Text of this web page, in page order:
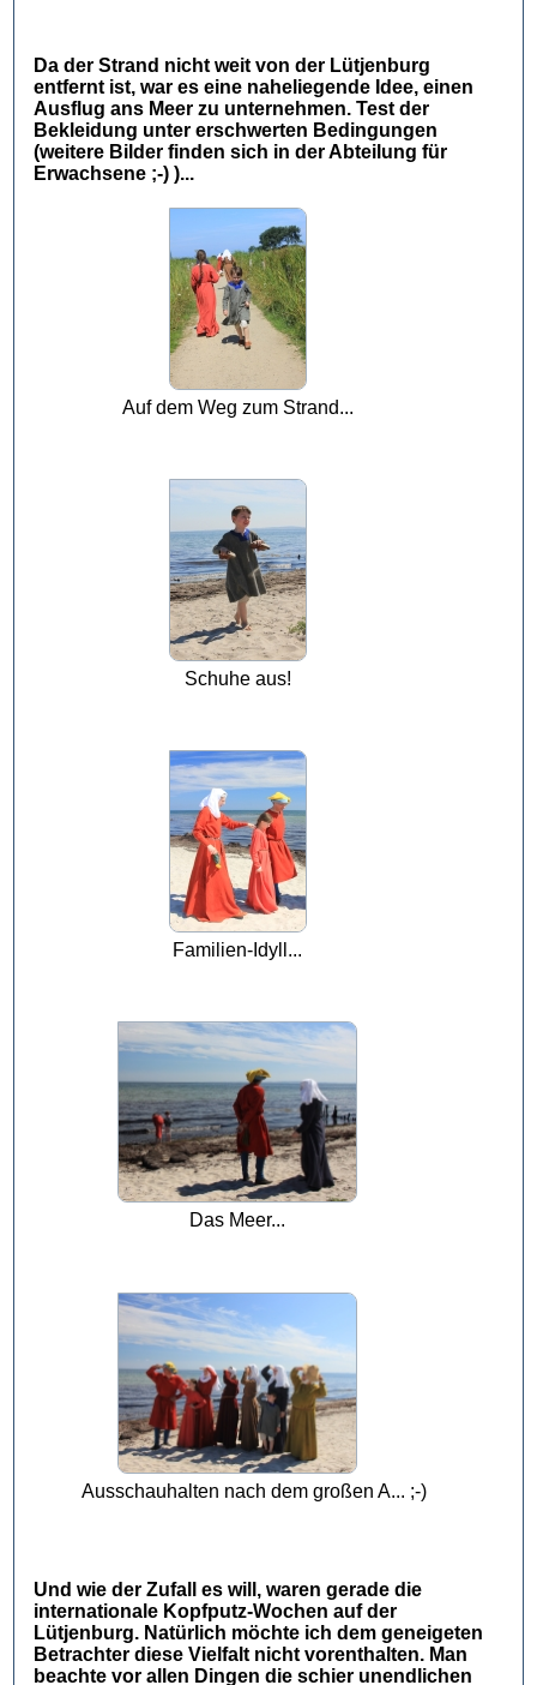
Da der Strand nicht weit von der Lütjenburg
entfernt ist, war es eine naheliegende Idee, einen
Ausflug ans Meer zu unternehmen. Test der
Bekleidung unter erschwerten Bedingungen
(weitere Bilder finden sich in der Abteilung für
Erwachsene ;-) )...
Auf dem Weg zum Strand...
Schuhe aus!
Familien-Idyll...
Das Meer...
Ausschauhalten nach dem großen A... ;-)
Und wie der Zufall es will, waren gerade die
internationale Kopfputz-Wochen auf der
Lütjenburg. Natürlich möchte ich dem geneigeten
Betrachter diese Vielfalt nicht vorenthalten. Man
beachte vor allen Dingen die schier unendlichen